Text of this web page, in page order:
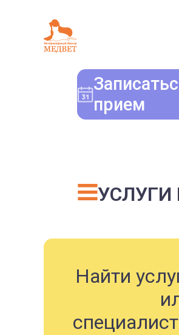
прием
Найти